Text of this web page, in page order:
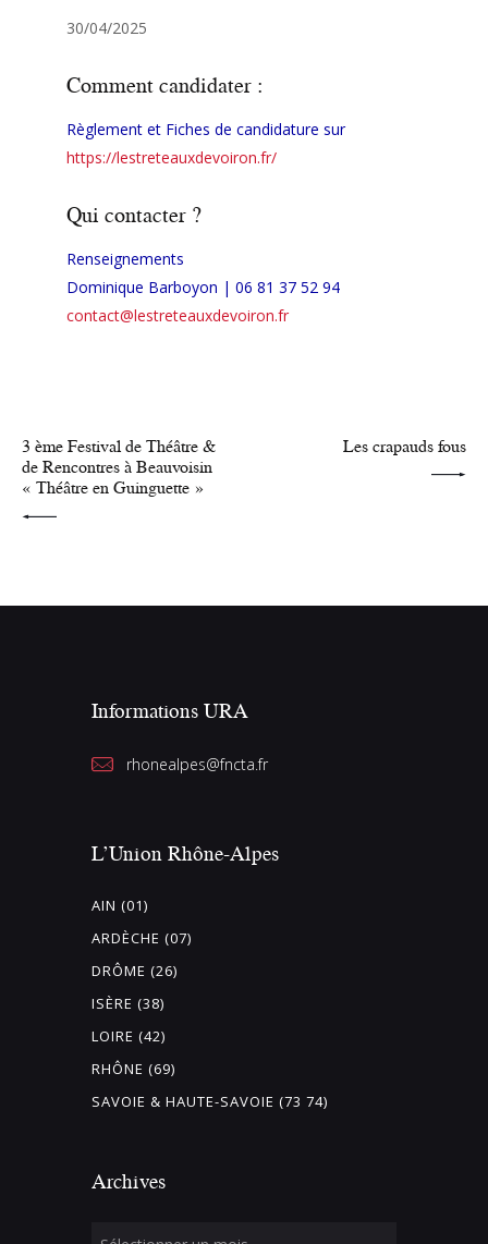
30/04/2025
Comment candidater :
Règlement et Fiches de candidature sur
https://lestreteauxdevoiron.fr/
Qui contacter ?
Renseignements
Dominique Barboyon | 06 81 37 52 94
contact@lestreteauxdevoiron.fr
3 ème Festival de Théâtre &
de Rencontres à Beauvoisin
« Théâtre en Guinguette »
Les crapauds fous
Informations URA
rhonealpes@fncta.fr
L’Union Rhône-Alpes
AIN (01)
ARDÈCHE (07)
DRÔME (26)
ISÈRE (38)
LOIRE (42)
RHÔNE (69)
SAVOIE & HAUTE-SAVOIE (73 74)
Archives